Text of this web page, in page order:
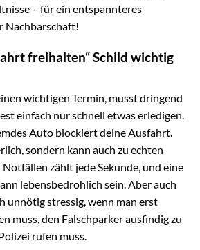
– für ein entspannteres
Nachbarschaft!
freihalten“ Schild wichtig
wichtigen Termin, musst dringend
einfach nur schnell etwas erledigen.
Auto blockiert deine Ausfahrt.
sondern kann auch zu echten
zählt jede Sekunde, und eine
lebensbedrohlich sein. Aber auch
unnötig stressig, wenn man erst
muss, den Falschparker ausfindig zu
rufen muss.